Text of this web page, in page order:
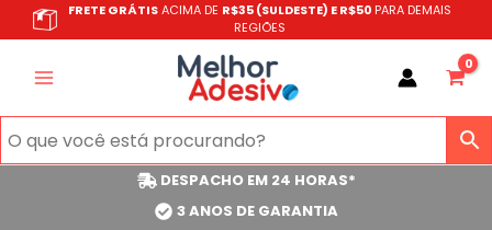
para
FRETE GRÁTISACIMA DE R$35 (SULDESTE) E R$50 PARA DEMAIS
REGIÕES
DESPACHO EM 24 HORAS*
3 ANOS DE GARANTIA